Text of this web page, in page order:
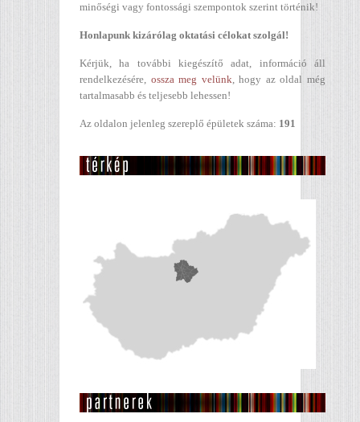
minőségi vagy fontossági szempontok szerint történik!
Honlapunk kizárólag oktatási célokat szolgál!
Kérjük, ha további kiegészítő adat, információ áll
rendelkezésére, ossza meg velünk, hogy az oldal még
tartalmasabb és teljesebb lehessen!
Az oldalon jelenleg szereplő épületek száma: 191